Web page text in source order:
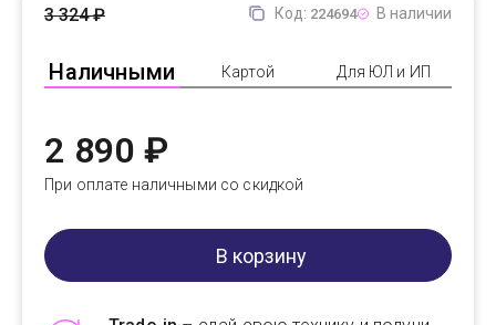
Код: 224694 В наличии
Наличными Картой Для ЮЛ и ИП
3 324 ₽
2 890 ₽
При оплате наличными со скидкой
В корзину